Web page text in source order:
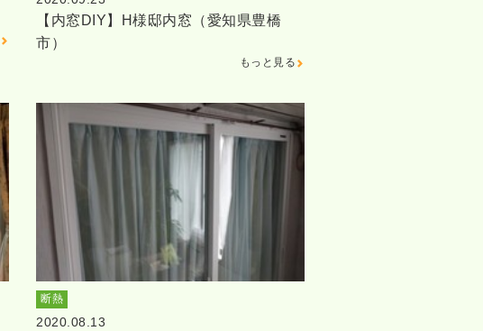
【内窓DIY】H様邸内窓（愛知県豊橋
市）
もっと見る
断熱
2020.08.13